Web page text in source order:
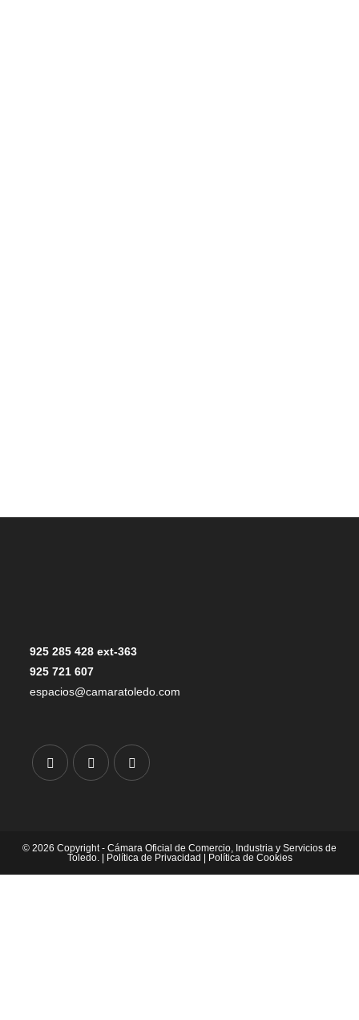
925 285 428 ext-363
925 721 607
espacios@camaratoledo.com
© 2026 Copyright - Cámara Oficial de Comercio, Industria y Servicios de
Toledo. | Política de Privacidad | Política de Cookies